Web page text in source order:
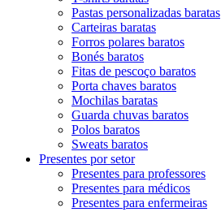
Pastas personalizadas baratas
Carteiras baratas
Forros polares baratos
Bonés baratos
Fitas de pescoço baratos
Porta chaves baratos
Mochilas baratas
Guarda chuvas baratos
Polos baratos
Sweats baratos
Presentes por setor
Presentes para professores
Presentes para médicos
Presentes para enfermeiras